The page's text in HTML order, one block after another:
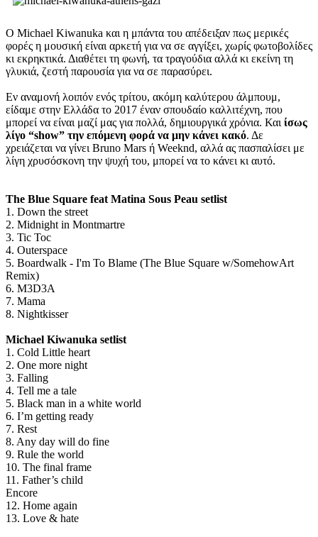
Ο Michael Kiwanuka και η μπάντα του απέδειξαν πως μερικές
φορές η μουσική είναι αρκετή για να σε αγγίξει, χωρίς φωτοβολίδες
κι εκρηκτικά. Διαθέτει τη φωνή, τα τραγούδια αλλά κι εκείνη τη
γλυκιά, ζεστή παρουσία για να σε παρασύρει.
Εν αναμονή λοιπόν ενός τρίτου, ακόμη καλύτερου άλμπουμ,
είδαμε στην Ελλάδα το 2017 έναν σπουδαίο καλλιτέχνη, που
μπορεί να είναι μαζί μας για πολλά, δημιουργικά χρόνια. Και ίσως
λίγο “show” την επόμενη φορά να μην κάνει κακό. Δε
χρειάζεται να γίνει Bruno Mars ή Weeknd, αλλά ας πασπαλίσει με
λίγη χρυσόσκονη την ψυχή του, μπορεί να το κάνει κι αυτό.
The Blue Square feat Matina Sous Peau setlist
1. Down the street
2. Midnight in Montmartre
3. Tic Toc
4. Outerspace
5. Boardwalk - I'm To Blame (The Blue Square w/SomehowArt
Remix)
6. M3D3A
7. Mama
8. Nightkisser
Michael Kiwanuka setlist
1. Cold Little heart
2. One more night
3. Falling
4. Tell me a tale
5. Black man in a white world
6. I’m getting ready
7. Rest
8. Any day will do fine
9. Rule the world
10. The final frame
11. Father’s child
Encore
12. Home again
13. Love & hate